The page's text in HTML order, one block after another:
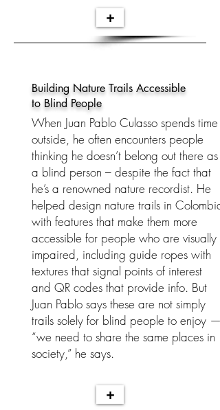
+
Building Nature Trails Accessible
to Blind People
When Juan Pablo Culasso spends time
outside, he often encounters people
thinking he doesn’t belong out there as
a blind person – despite the fact that
he’s a renowned nature recordist. He
helped design nature trails in Colombia
with features that make them more
accessible for people who are visually
impaired, including guide ropes with
textures that signal points of interest
and QR codes that provide info. But
Juan Pablo says these are not simply
trails solely for blind people to enjoy —
“we need to share the same places in
society,” he says.
+